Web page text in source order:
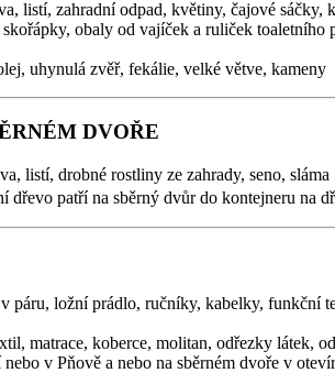
listí, zahradní odpad, květiny, čajové sáčky,
obaly od vajíček a ruliček toaletního
uhynulá zvěř, fekálie, velké větve, kameny
DVOŘE
listí, drobné rostliny ze zahrady, seno, sláma
dřevo patří na sběrný dvůr do kontejneru na
v páru, ložní prádlo, ručníky, kabelky, funkční
matrace, koberce, molitan, odřezky látek,
v Pňově a nebo na sběrném dvoře v